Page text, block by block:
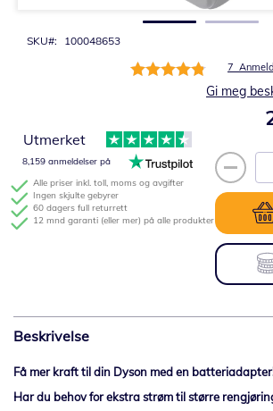
SKU 100048653
Rating:
7
Gi meg
Alle priser inkl. toll, moms og avgifter
Ingen skjulte gebyrer
60 dagers full returrett
12 mnd garanti (eller mer) på alle produkter
Utmerket
8,159 anmeldelser på
Beskrivelse
Få mer kraft til din Dyson med en
Har du behov for ekstra strøm til større